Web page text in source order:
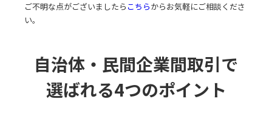
ご不明な点がございましたら こちらからお気軽にご相談くださ
い。
自治体・民間企業間取引で
選ばれる4つのポイント